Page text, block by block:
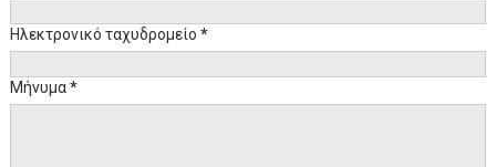
Ηλεκτρονικό ταχυδρομείο *
Μήνυμα*